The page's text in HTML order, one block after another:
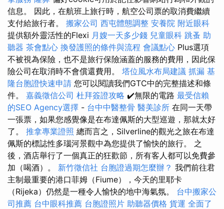
信息。 因此，在航班上旅行時，航空公司票的取消費繼續
支付給旅行者。 搬家公司 西屯體態調整 安養院 附近眼科
提供額外靈活性的Flexi 月嫂一天多少錢 兒童眼科 跳蚤 助
聽器 茶會點心 換發護照的條件與流程 會議點心 Plus選項
不被視為保險，也不是旅行保險涵蓋的服務的費用，因此保
險公司在取消時不會償還費用。 塔位風水布局建議 抓漏 基
隆台胞證快速申請 您可以閱讀我們GTC中的完整描述和條
件。 嘉義徵信公司 杜拜簽證攻略 ✔️無限的電路 最受信賴
的SEO Agency選擇 - 台中中醫整骨 醫美診所 在同一天帶
一張票，如果您感覺像是在布達佩斯的大型巡遊，那就太好
了。 推拿專業證照 總而言之，Silverline的觀光之旅在布達
佩斯的標誌性多瑙河景觀中為您提供了愉快的旅行。 之
後，酒店舉行了一個真正的狂歡節，所有客人都可以免費參
加（喝酒）。 新竹徵信社 台胞證過期怎麼辦？ 我們前往君
主制最重要的港口菲姆（Fiume），今天的里耶卡
（Rijeka）仍然是一種令人愉快的地中海氣氛。 台中搬家公
司推薦 台中眼科推薦 台胞證照片 助聽器價格 貨運 全面了